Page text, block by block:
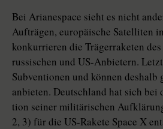
Bei Arianespace sieht es nicht
Aufträgen, europäische Satelliten
konkurrieren die Trägerraketen
russischen und US-Anbietern.
Subventionen und können deshalb
anbieten. Deutschland hat sich bei
tion seiner militärischen
2, 3) für die US-Rakete Space X